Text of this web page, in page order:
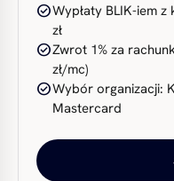
check_circleWypłaty BLIK-iem
zł
check_circleZwrot 1% za
zł/mc)
check_circleWybór organizacji:
Mastercard